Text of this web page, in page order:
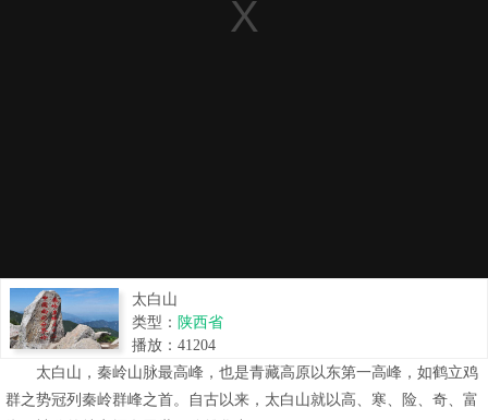
太白山
类型： 陕西省
播放： 41204
太白山，秦岭山脉最高峰，也是青藏高原以东第一高峰，如鹤立鸡
群之势冠列秦岭群峰之首。自古以来，太白山就以高、寒、险、奇、富